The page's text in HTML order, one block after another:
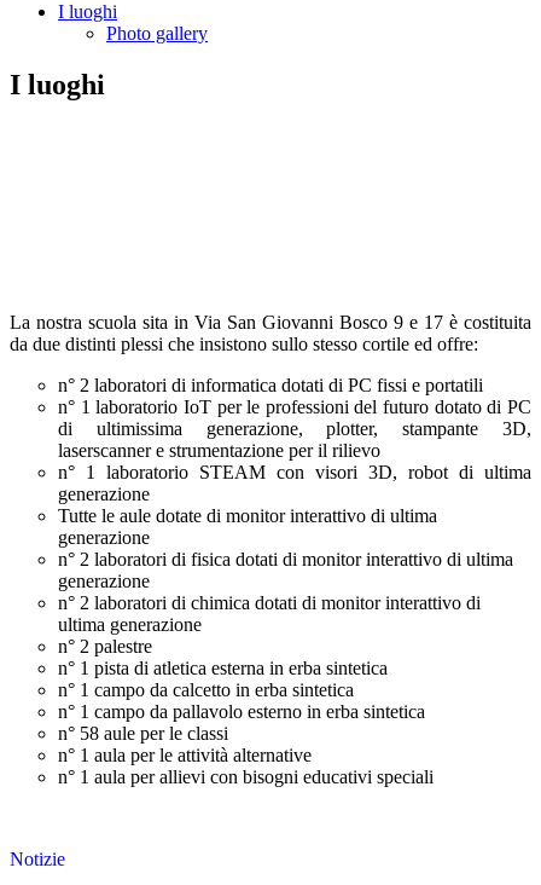
I luoghi
Photo gallery
I luoghi
La nostra scuola sita in Via San Giovanni Bosco 9 e 17 è costituita
da due distinti plessi che insistono sullo stesso cortile ed offre:
n° 2 laboratori di informatica dotati di PC fissi e portatili
n° 1 laboratorio IoT per le professioni del futuro dotato di PC
di ultimissima generazione, plotter, stampante 3D,
laserscanner e strumentazione per il rilievo
n° 1 laboratorio STEAM con visori 3D, robot di ultima
generazione
Tutte le aule dotate di monitor interattivo di ultima
generazione
n° 2 laboratori di fisica dotati di monitor interattivo di ultima
generazione
n° 2 laboratori di chimica dotati di monitor interattivo di
ultima generazione
n° 2 palestre
n° 1 pista di atletica esterna in erba sintetica
n° 1 campo da calcetto in erba sintetica
n° 1 campo da pallavolo esterno in erba sintetica
n° 58 aule per le classi
n° 1 aula per le attività alternative
n° 1 aula per allievi con bisogni educativi speciali
Notizie